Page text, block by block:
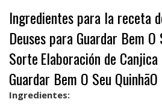
Ingredientes para la receta
Deuses para Guardar Bem O
SorteElaboración de
Guardar Bem O Seu
Ingredientes: